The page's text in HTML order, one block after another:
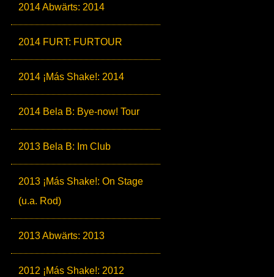
2014 Abwärts: 2014
2014 FURT: FURTOUR
2014 ¡Más Shake!: 2014
2014 Bela B: Bye-now! Tour
2013 Bela B: Im Club
2013 ¡Más Shake!: On Stage
(u.a. Rod)
2013 Abwärts: 2013
2012 ¡Más Shake!: 2012